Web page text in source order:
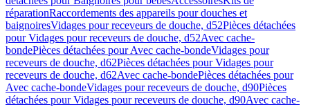
réparationRaccordements des appareils pour douches et
baignoiresVidages pour receveurs de douche, d52Pièces détachées
pour Vidages pour receveurs de douche, d52Avec cache-
bondePièces détachées pour Avec cache-bondeVidages pour
receveurs de douche, d62Pièces détachées pour Vidages pour
receveurs de douche, d62Avec cache-bondePièces détachées pour
Avec cache-bondeVidages pour receveurs de douche, d90Pièces
détachées pour Vidages pour receveurs de douche, d90Avec cache-